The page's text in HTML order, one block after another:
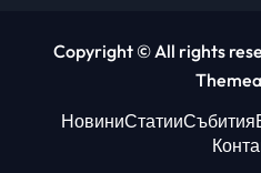
Copyright © All rights
НовиниСтатииСъбития